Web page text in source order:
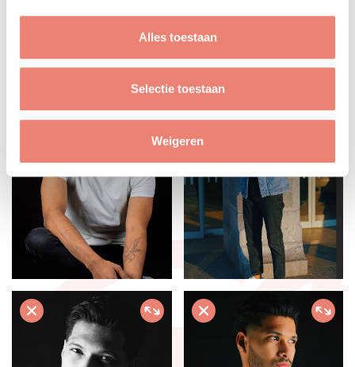
Alles toestaan
Selectie toestaan
Weigeren